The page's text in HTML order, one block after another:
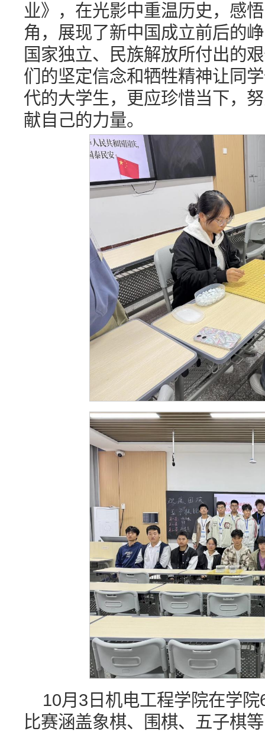
业》，在光影中重温历史，感
角，展现了新中国成立前后的
国家独立、民族解放所付出的
们的坚定信念和牺牲精神让同
代的大学生，更应珍惜当下，
献自己的力量。
10月3日机电工程学院在学
比赛涵盖象棋、围棋、五子棋